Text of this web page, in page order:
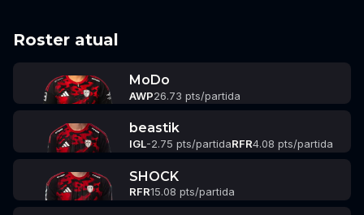
Roster atual
MoDo
AWP26.73 pts/partida
beastik
IGL-2.75 pts/partidaRFR4.08 pts/partida
SHOCK
RFR15.08 pts/partida